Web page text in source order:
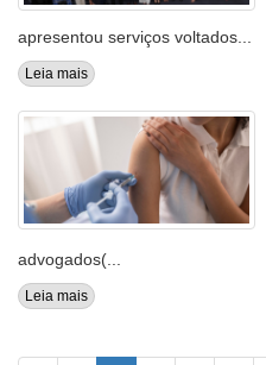
apresentou serviços voltados...
Leia mais
advogados(...
Leia mais